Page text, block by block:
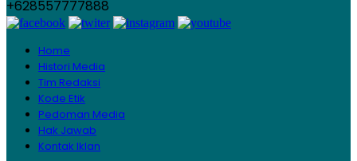
+628557777888
Home
Histori Media
Tim Redaksi
Kode Etik
Pedoman Media
Hak Jawab
Kontak Iklan